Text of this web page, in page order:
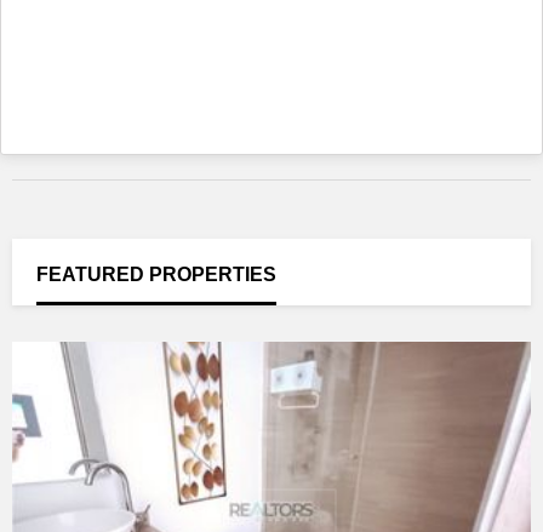
FEATURED PROPERTIES
VIEW DETAILS